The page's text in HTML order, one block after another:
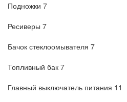
Подножки 7
Ресиверы 7
Бачок стеклоомывателя 7
Топливный бак 7
Главный выключатель питания 11